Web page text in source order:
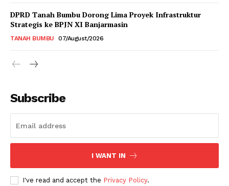
DPRD Tanah Bumbu Dorong Lima Proyek Infrastruktur
Strategis ke BPJN XI Banjarmasin
TANAH BUMBU 07/August/2026
Subscribe
I WANT IN
I've read and accept the Privacy Policy.